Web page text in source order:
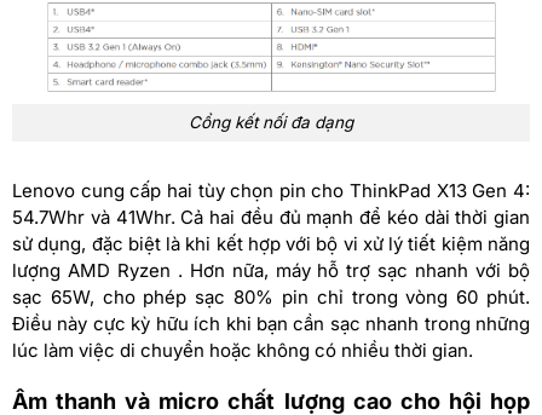
Cổng kết nối đa dạng
Lenovo cung cấp hai tùy chọn pin cho ThinkPad X13 Gen 4:
54.7Whr và 41Whr. Cả hai đều đủ mạnh để kéo dài thời gian
sử dụng, đặc biệt là khi kết hợp với bộ vi xử lý tiết kiệm năng
lượng AMD Ryzen . Hơn nữa, máy hỗ trợ sạc nhanh với bộ
sạc 65W, cho phép sạc 80% pin chỉ trong vòng 60 phút.
Điều này cực kỳ hữu ích khi bạn cần sạc nhanh trong những
lúc làm việc di chuyển hoặc không có nhiều thời gian.
Âm thanh và micro chất lượng cao cho hội họp